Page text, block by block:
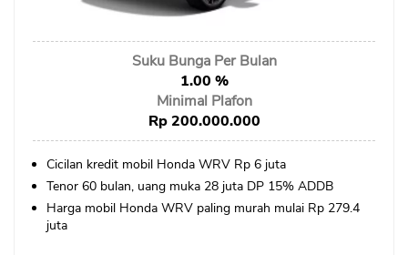
Exchange
Asuransi
Asuransi Jiwa
Suku Bunga Per Bulan
1.00 %
Minimal Plafon
Rp 200.000.000
Cicilan kredit mobil Honda WRV Rp 6 juta
Tenor 60 bulan, uang muka 28 juta DP 15% ADDB
Harga mobil Honda WRV paling murah mulai Rp 279.4
juta